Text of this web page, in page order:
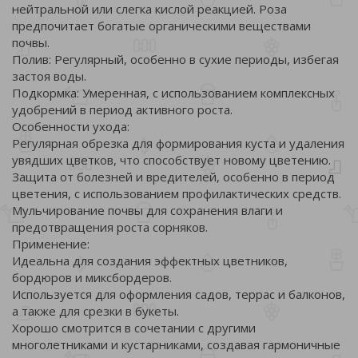
нейтральной или слегка кислой реакцией. Роза
предпочитает богатые органическими веществами
почвы.
Полив: Регулярный, особенно в сухие периоды, избегая
застоя воды.
Подкормка: Умеренная, с использованием комплексных
удобрений в период активного роста.
Особенности ухода:
Регулярная обрезка для формирования куста и удаления
увядших цветков, что способствует новому цветению.
Защита от болезней и вредителей, особенно в период
цветения, с использованием профилактических средств.
Мульчирование почвы для сохранения влаги и
предотвращения роста сорняков.
Применение:
Идеальна для создания эффектных цветников,
бордюров и миксбордеров.
Используется для оформления садов, террас и балконов,
а также для срезки в букеты.
Хорошо смотрится в сочетании с другими
многолетниками и кустарниками, создавая гармоничные